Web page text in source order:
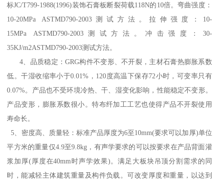
标JC/T799-1988(1996)装饰石膏板断裂荷载118N的10倍。弯曲强度：
10-20MPa ASTMD790-2003测试方法。拉伸强度：10-
15MPa ASTMD790-2003测试方法。冲击强度：30-
35KJ/m2ASTMD790-2003测试方法。
4、品质稳定：GRG构件不变形、不开裂，主材石膏热膨胀系数
低。干湿收缩率小于0.01%，120度高温下保存72小时，可变率只有
0.07%。产品也不受环境冷热、干、湿变化影响，性能稳定不变形。
产品变形，膨胀系数很小。特布纤加工工艺也使得产品不开裂使用
寿命长。
5、密度高、质量轻：标准产品厚度为6至10mm(要求可以加厚)单位
平方米的重量仅4.9至9.8kg，有声学要求的可以按要求在产品背面灌
浆加厚(厚度在40mm时声学效果)。满足大板块吊顶分割需求的同
时，能减轻主体建筑重量及构件负载。可改变厚度和重量，以达到